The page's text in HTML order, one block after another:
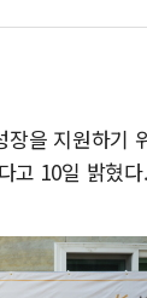
폐지·공소청 출
·인천 경선 발표
크에 금리 인상
이사 해임 재추진
용 예상 밖 부진
꺾이나…고용 감
을 지원하기
고 10일 밝혔다.